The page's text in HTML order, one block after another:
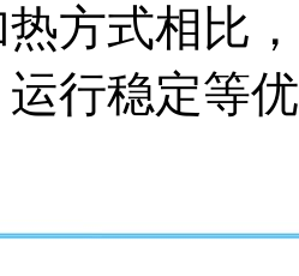
方式相比
行稳定等